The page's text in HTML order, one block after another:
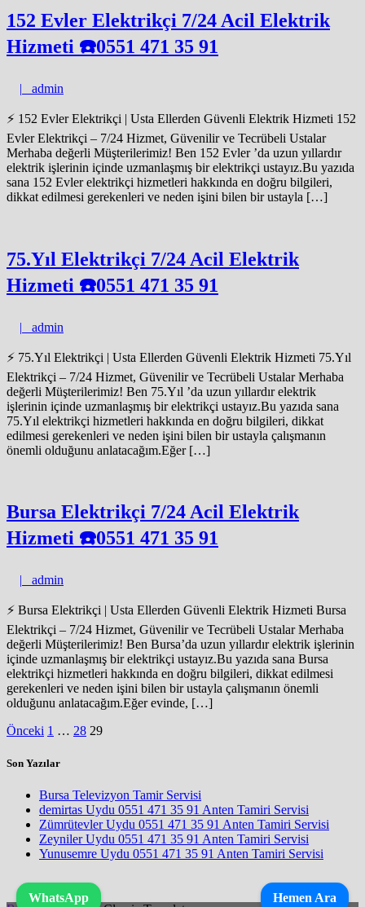
152 Evler Elektrikçi 7/24 Acil Elektrik
Hizmeti ☎️​​0551 471 35 91
| admin
⚡ 152 Evler Elektrikçi | Usta Ellerden Güvenli Elektrik Hizmeti 152
Evler Elektrikçi – 7/24 Hizmet, Güvenilir ve Tecrübeli Ustalar
Merhaba değerli Müşterilerimiz! Ben 152 Evler ’da uzun yıllardır
elektrik işlerinin içinde uzmanlaşmış bir elektrikçi ustayız.Bu yazıda
sana 152 Evler elektrikçi hizmetleri hakkında en doğru bilgileri,
dikkat edilmesi gerekenleri ve neden işini bilen bir ustayla […]
75.Yıl Elektrikçi 7/24 Acil Elektrik
Hizmeti ☎️​​0551 471 35 91
| admin
⚡ 75.Yıl Elektrikçi | Usta Ellerden Güvenli Elektrik Hizmeti 75.Yıl
Elektrikçi – 7/24 Hizmet, Güvenilir ve Tecrübeli Ustalar Merhaba
değerli Müşterilerimiz! Ben 75.Yıl ’da uzun yıllardır elektrik
işlerinin içinde uzmanlaşmış bir elektrikçi ustayız.Bu yazıda sana
75.Yıl elektrikçi hizmetleri hakkında en doğru bilgileri, dikkat
edilmesi gerekenleri ve neden işini bilen bir ustayla çalışmanın
önemli olduğunu anlatacağım.Eğer […]
Bursa Elektrikçi 7/24 Acil Elektrik
Hizmeti ☎️​​0551 471 35 91
| admin
⚡ Bursa Elektrikçi | Usta Ellerden Güvenli Elektrik Hizmeti Bursa
Elektrikçi – 7/24 Hizmet, Güvenilir ve Tecrübeli Ustalar Merhaba
değerli Müşterilerimiz! Ben Bursa’da uzun yıllardır elektrik işlerinin
içinde uzmanlaşmış bir elektrikçi ustayız.Bu yazıda sana Bursa
elektrikçi hizmetleri hakkında en doğru bilgileri, dikkat edilmesi
gerekenleri ve neden işini bilen bir ustayla çalışmanın önemli
olduğunu anlatacağım.Eğer evinde, […]
Yazı
sayfalaması
Önceki 1 … 28 29
Son Yazılar
Bursa Televizyon Tamir Servisi
demirtas Uydu 0551 471 35 91 Anten Tamiri Servisi
Zümrütevler Uydu 0551 471 35 91 Anten Tamiri Servisi
Zeyniler Uydu 0551 471 35 91 Anten Tamiri Servisi
Yunusemre Uydu 0551 471 35 91 Anten Tamiri Servisi
Hemen Ara
WhatsApp